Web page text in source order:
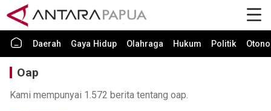
Daerah Gaya Hidup Olahraga Hukum Politik
Oap
Kami mempunyai 1.572 berita tentang oap.